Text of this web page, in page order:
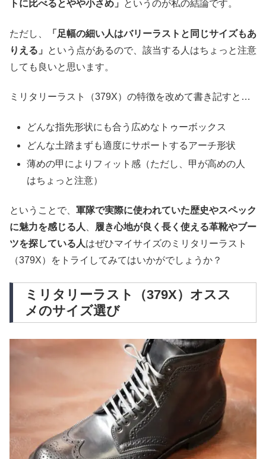
トに比べるとやや小さめ」 というのが私の結論です。
ただし、
「足幅の細い人はバリーラストと同じサイズもあ
りえる」
という点があるので、該当する人はちょっと注意
しても良いと思います。
ミリタリーラスト（379X）の特徴を改めて書き記すと…
どんな指先形状にも合う広めなトゥーボックス
どんな土踏まずも適度にサポートするアーチ形状
薄めの甲によりフィット感（ただし、甲が高めの人
はちょっと注意）
ということで、 軍隊で実際に使われていた歴史やスペック
に魅力を感じる人
履き心地が良く長く使える革靴やブー
ツを探している人はぜひマイサイズのミリタリーラスト
（379X）をトライしてみてはいかがでしょうか？
ミリタリーラスト（379X）オスス
メのサイズ選び